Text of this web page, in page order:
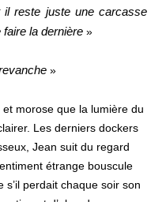
il reste juste une carcasse
faire la dernière »
»
morose que la lumière du
Les derniers dockers
Jean suit du regard
étrange bouscule
s’il perdait chaque soir son